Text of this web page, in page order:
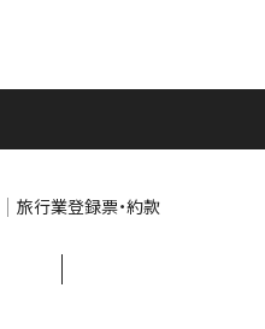
旅行業登録票・約款